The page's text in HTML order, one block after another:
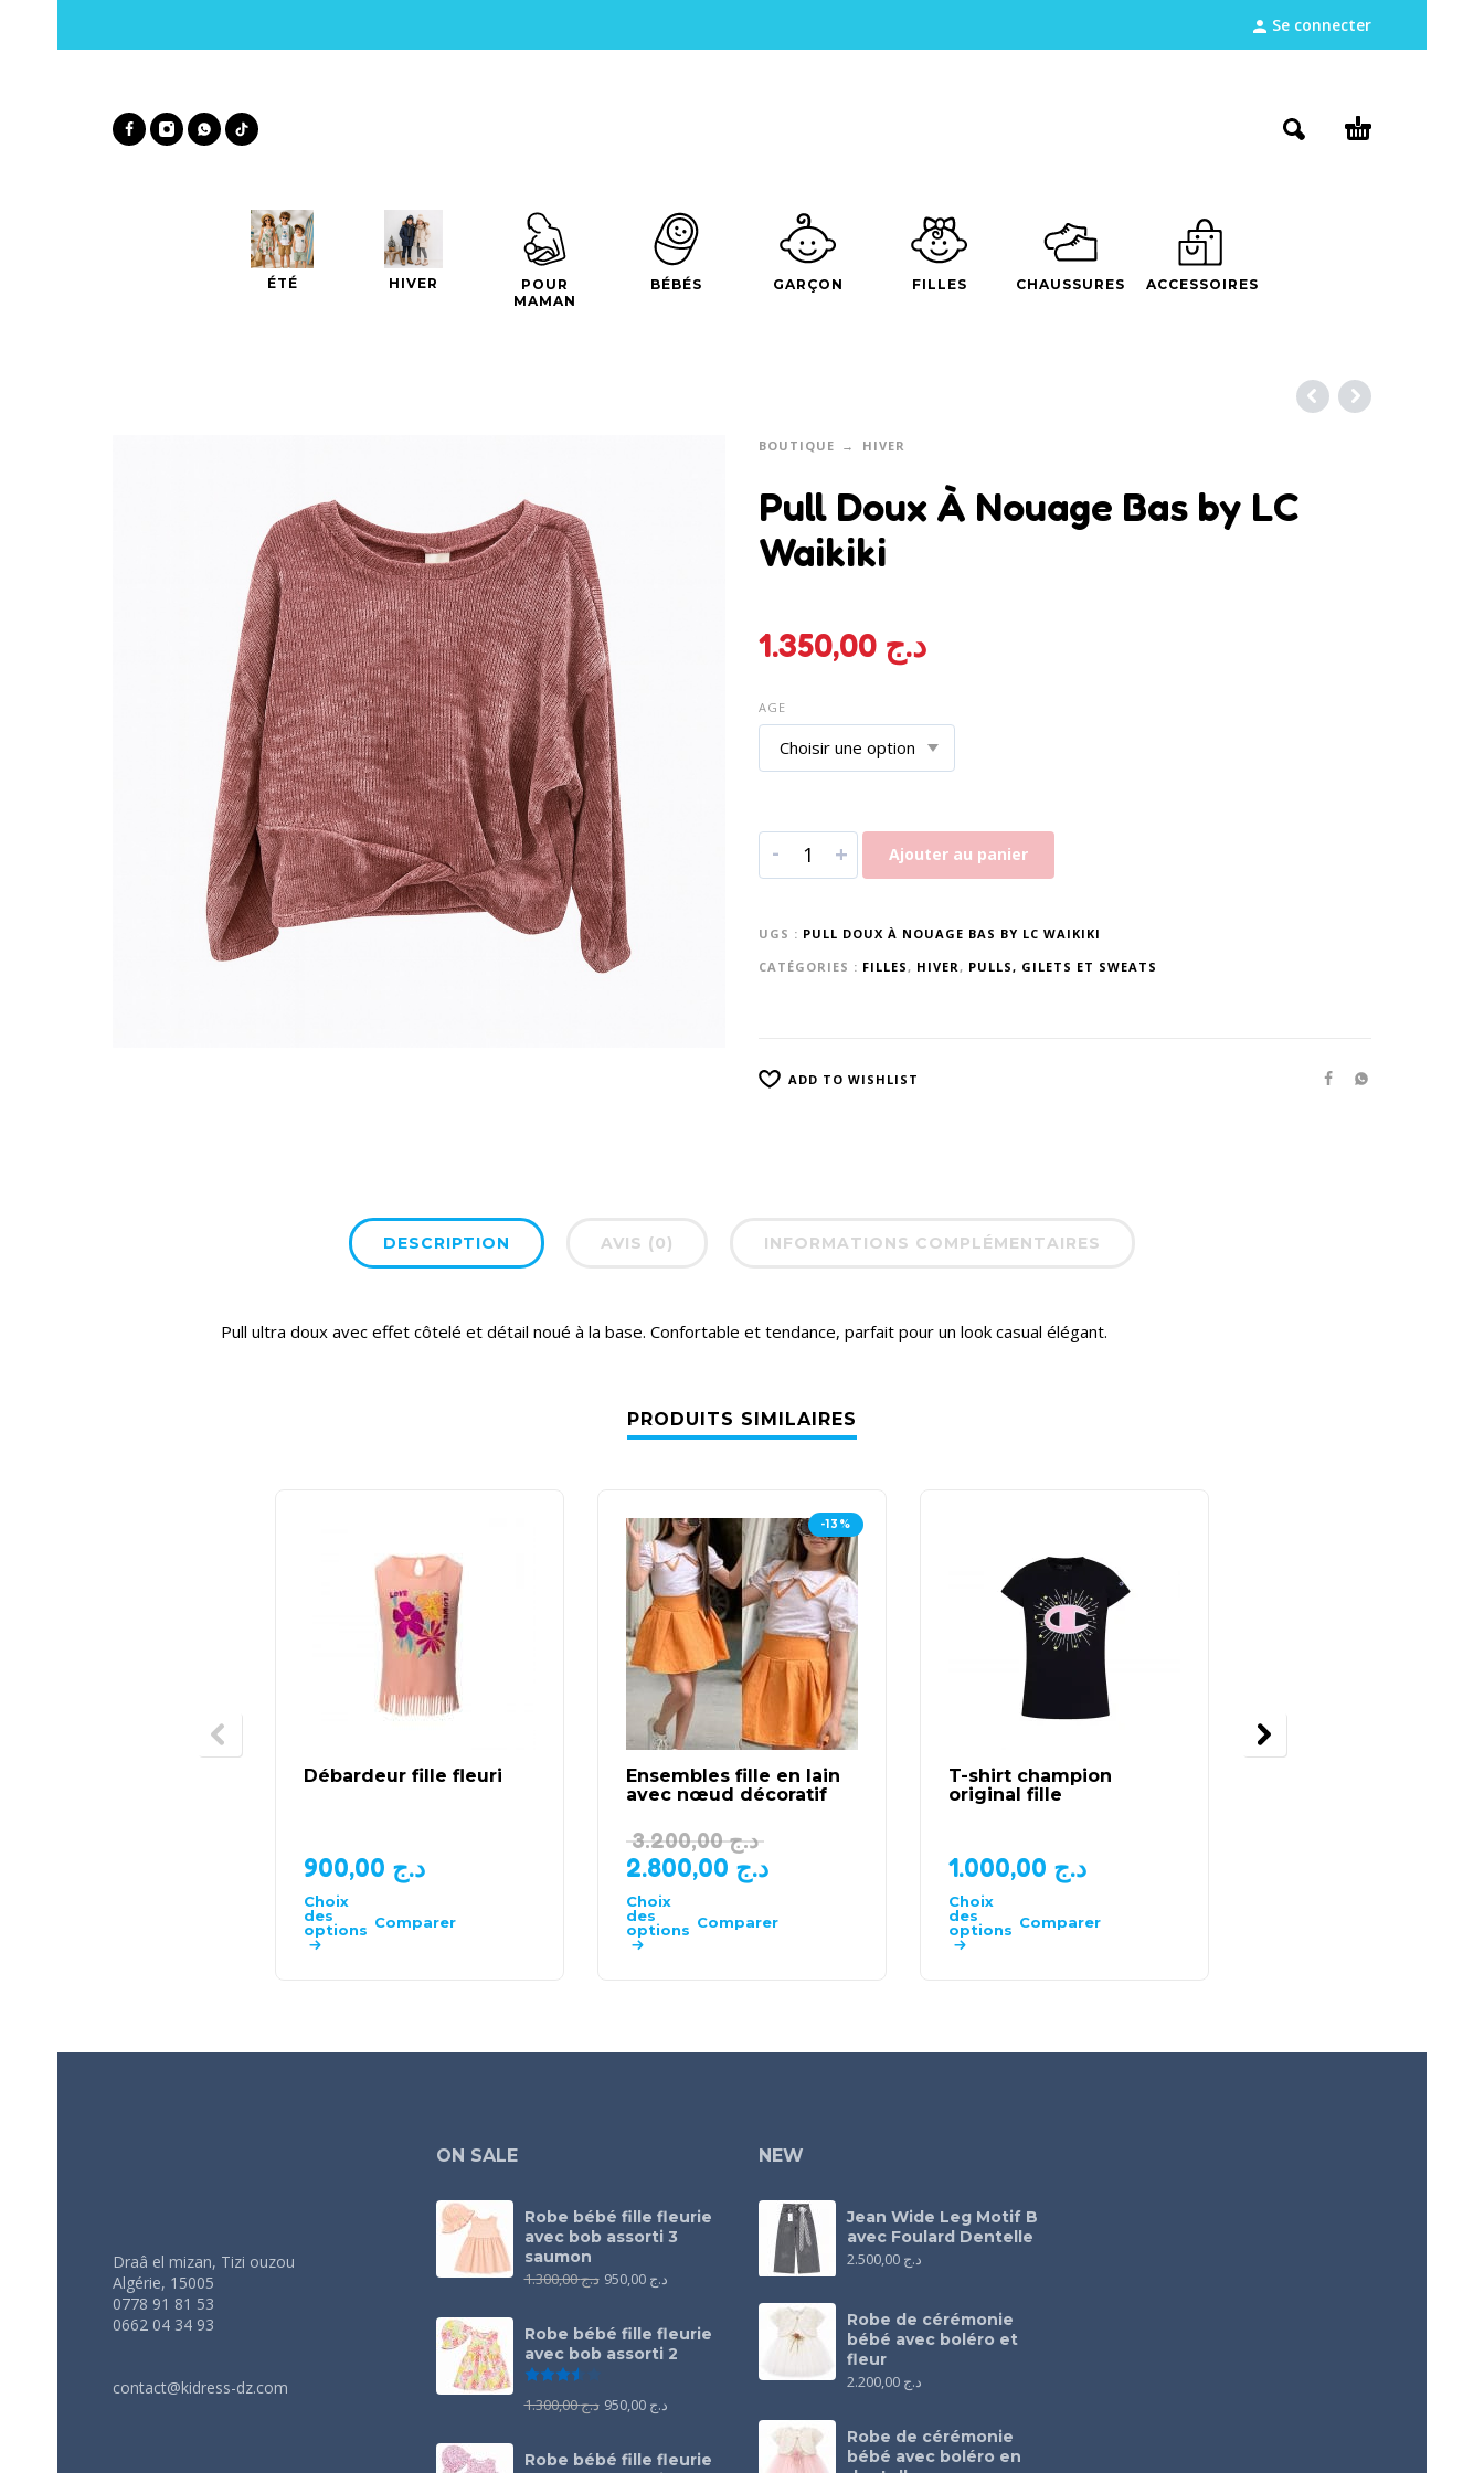
Se connecter
ÉTÉ HIVER
POUR
MAMAN
BÉBÉS GARÇON FILLES CHAUSSURES ACCESSOIRES
BOUTIQUE HIVER
Pull Doux À Nouage Bas by LC
Waikiki
د.ج
AGE
- + Ajouter au panier
UGS : PULL DOUX À NOUAGE BAS BY LC WAIKIKI
CATÉGORIES : FILLES , HIVER , PULLS, GILETS ET SWEATS
ADD TO WISHLIST
DESCRIPTION AVIS (0) INFORMATIONS COMPLÉMENTAIRES
Pull ultra doux avec effet côtelé et détail noué à la base. Confortable et tendance, parfait pour un look casual élégant.
PRODUITS SIMILAIRES
Débardeur fille fleuri
د.ج
Choix
des
options Comparer
-13%
Ensembles fille en lain
avec nœud décoratif
د.ج3.200,00
د.ج
Choix
des
options Comparer
T-shirt champion
original fille
د.ج
Choix
des
options Comparer
Draâ el mizan, Tizi ouzou
Algérie, 15005
0778 91 81 53
0662 04 34 93
contact@kidress-dz.com
ON SALE
Robe bébé fille fleurie
avec bob assorti 3
saumon
د.ج1.300,00 د.ج 950,00
Robe bébé fille fleurie
avec bob assorti 2
د.ج1.300,00 د.ج 950,00
Robe bébé fille fleurie
NEW
Jean Wide Leg Motif B
avec Foulard Dentelle
د.ج
Robe de cérémonie
bébé avec boléro et
fleur
د.ج
Robe de cérémonie
bébé avec boléro en